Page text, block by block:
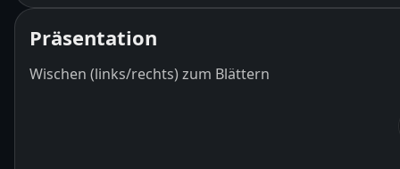
Präsentation
Wischen (links/rechts) zum Blättern